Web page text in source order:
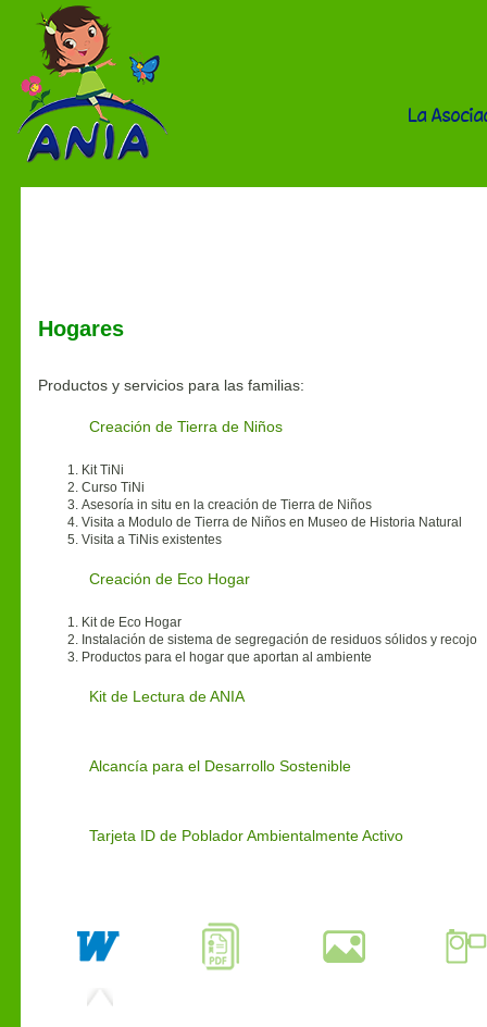
La
Hogares
Productos y servicios para las familias:
Creación de Tierra de Niños
Kit TiNi
Curso TiNi
Asesoría in situ en la creación de Tierra de Niños
Visita a Modulo de Tierra de Niños en Museo de Historia Natural
Visita a TiNis existentes
Creación de Eco Hogar
Kit de Eco Hogar
Instalación de sistema de segregación de residuos sólidos y recojo
Productos para el hogar que aportan al ambiente
Kit de Lectura de ANIA
Alcancía para el Desarrollo Sostenible
Tarjeta ID de Poblador Ambientalmente Activo